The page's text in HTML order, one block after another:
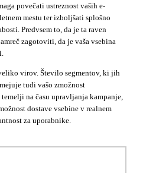
povečati ustreznost vaših e-
mestu ter izboljšati splošno
Predvsem to, da je ta raven
zagotoviti, da je vaša vsebina
virov. Število segmentov, ki jih
tudi vašo zmožnost
na času upravljanja kampanje,
dostave vsebine v realnem
za uporabnike.